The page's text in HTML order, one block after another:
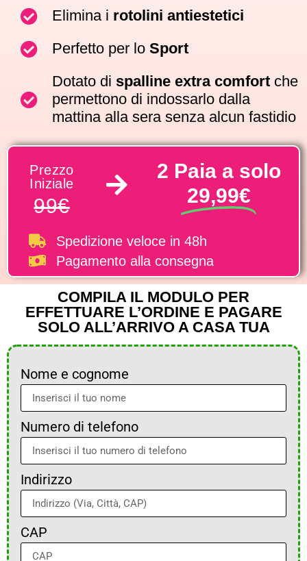
Elimina i rotolini antiestetici
Perfetto per loSport
Dotato di spalline extra comfort che
permettono di indossarlo dalla
mattina alla sera senza alcun fastidio
Prezzo
Iniziale
99€
2 Paia a solo
29,99€
Spedizione veloce in 48h
Pagamento alla consegna
COMPILA IL MODULO PER
EFFETTUARE L’ORDINE E PAGARE
SOLO ALL’ARRIVO A CASA TUA
Nome e cognome
Numero di telefono
Indirizzo
CAP